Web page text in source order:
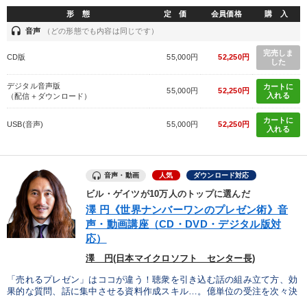
形 態 定 価 会員価格 購 入
headset 音声 （どの形態でも内容は同じです）
CD版 55,000円 52,250円
完売しま
した
デジタル音声版
（配信＋ダウンロード）
55,000円 52,250円
カートに
入れる
USB(音声) 55,000円 52,250円
カートに
入れる
音声・動画 人気 ダウンロード対応
ビル・ゲイツが10万人のトップに選んだ
澤 円《世界ナンバーワンのプレゼン術》音
声・動画講座（CD・DVD・デジタル版対
応）
澤 円(日本マイクロソフト センター長)
「売れるプレゼン」はココが違う！聴衆を引き込む話の組み立て方、効
果的な質問、話に集中させる資料作成スキル…。億単位の受注を次々決